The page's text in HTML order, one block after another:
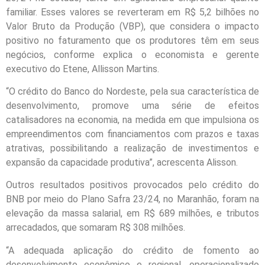
familiar. Esses valores se reverteram em R$ 5,2 bilhões no
Valor Bruto da Produção (VBP), que considera o impacto
positivo no faturamento que os produtores têm em seus
negócios, conforme explica o economista e gerente
executivo do Etene, Allisson Martins.
“O crédito do Banco do Nordeste, pela sua característica de
desenvolvimento, promove uma série de efeitos
catalisadores na economia, na medida em que impulsiona os
empreendimentos com financiamentos com prazos e taxas
atrativas, possibilitando a realização de investimentos e
expansão da capacidade produtiva”, acrescenta Alisson.
Outros resultados positivos provocados pelo crédito do
BNB por meio do Plano Safra 23/24, no Maranhão, foram na
elevação da massa salarial, em R$ 689 milhões, e tributos
arrecadados, que somaram R$ 308 milhões.
“A adequada aplicação do crédito de fomento ao